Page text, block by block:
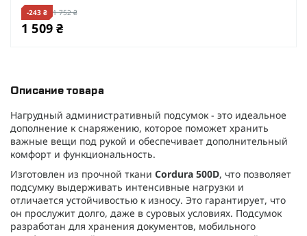
Описание товара
Нагрудный административный подсумок - это идеальное
дополнение к снаряжению, которое поможет хранить
важные вещи под рукой и обеспечивает дополнительный
комфорт и функциональность.
Изготовлен из прочной ткани Cordura 500D, что позволяет
подсумку выдерживать интенсивные нагрузки и
отличается устойчивостью к износу. Это гарантирует, что
он прослужит долго, даже в суровых условиях. Подсумок
разработан для хранения документов, мобильного
-243 ₴ 1 752 ₴
1 509 ₴